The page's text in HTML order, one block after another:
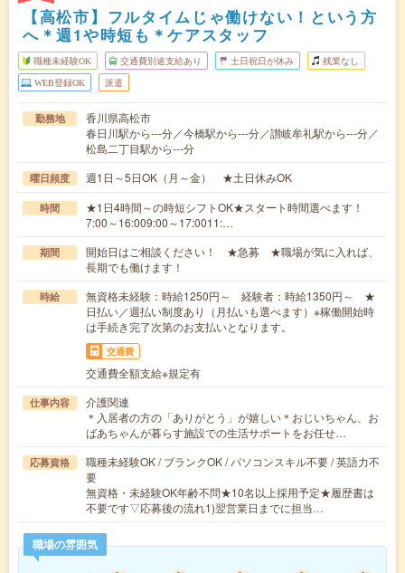
【高松市】フルタイムじゃ働けない！という方
へ＊週1や時短も＊ケアスタッフ
職種未経験OK 交通費別途支給あり 土日祝日が休み 残業なし
WEB登録OK 派遣
勤務地
香川県高松市
春日川駅から---分／今橋駅から---分／讃岐牟礼駅から---分／
松島二丁目駅から---分
曜日頻度 週1日～5日OK（月～金） ★土日休みOK
時間
★1日4時間～の時短シフトOK★スタート時間選べます！
7:00～16:009:00～17:0011:…
期間
開始日はご相談ください！ ★急募 ★職場が気に入れば、
長期でも働けます！
時給
無資格未経験：時給1250円～ 経験者：時給1350円～ ★
日払い／週払い制度あり（月払いも選べます）※稼働開始時
は手続き完了次第のお支払いとなります。
交通費
交通費全額支給※規定有
仕事内容
介護関連
＊入居者の方の「ありがとう」が嬉しい＊おじいちゃん、お
ばあちゃんが暮らす施設での生活サポートをお任せ…
応募資格
職種未経験OK / ブランクOK / パソコンスキル不要 / 英語力不
要
無資格・未経験OK年齢不問★10名以上採用予定★履歴書は
不要です▽応募後の流れ1)翌営業日までに担当…
職場の雰囲気